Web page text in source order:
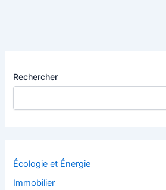
Rechercher
Écologie et Énergie
Immobilier